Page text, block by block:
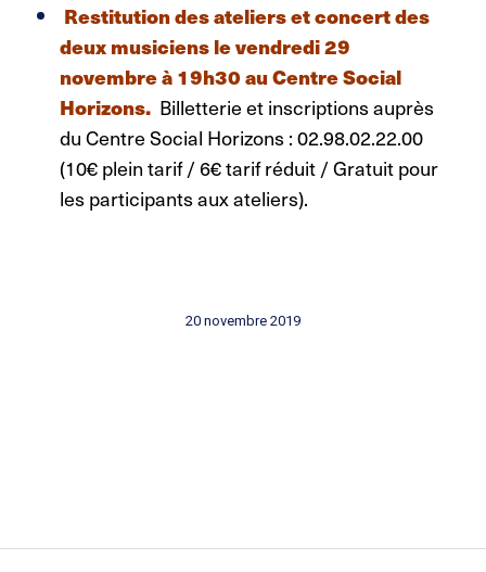
Restitution des ateliers et concert des
deux musiciens le vendredi 29
novembre à 19h30 au Centre Social
Horizons. Billetterie et inscriptions auprès
du Centre Social Horizons : 02.98.02.22.00
(10€ plein tarif / 6€ tarif réduit / Gratuit pour
les participants aux ateliers).
20 novembre 2019